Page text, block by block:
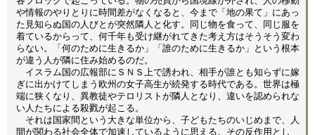
や情報のやりとりに時間差がなくなると、今まで「地の果て」にあっ
た見知らぬ国の人びとが突然隣人と化す。同じ物を食って、同じ服を
着ているからって、何千年も受け継がれてきた考え方はそうそう変わ
らない。「何のために生きるか」「誰のために生きるか」という根本
が違う人が隣に住み始めるのだ。
イスラム国の広報部にＳＮＳ上で誘われ、相手が誰とも知らずに嫁
ぎに出かけてしまう欧州の女子高生が続発する時代である。世界は極
端に狭くなり、異教徒やテロリストが隣人となり、違いを認められな
い人たちによる殺戮が起こる。
それは国家間という大きな単位から、子どもたちのいじめまで、人
間が関わる社会全体で加速しているように思える。その反作用とし